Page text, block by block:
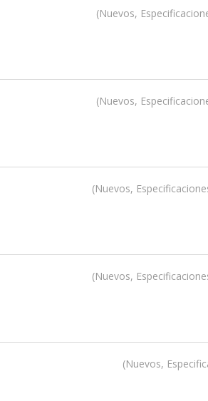
Nuevos,
Nuevos,
Nuevos,
Nuevos,
Nuevos,